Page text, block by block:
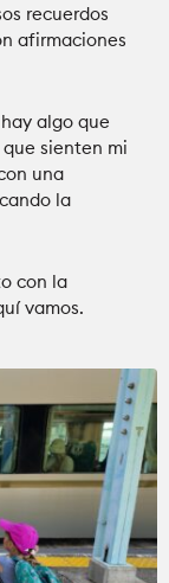
recuerdos
afirmaciones
algo que
sienten mi
una
la
con la
vamos.